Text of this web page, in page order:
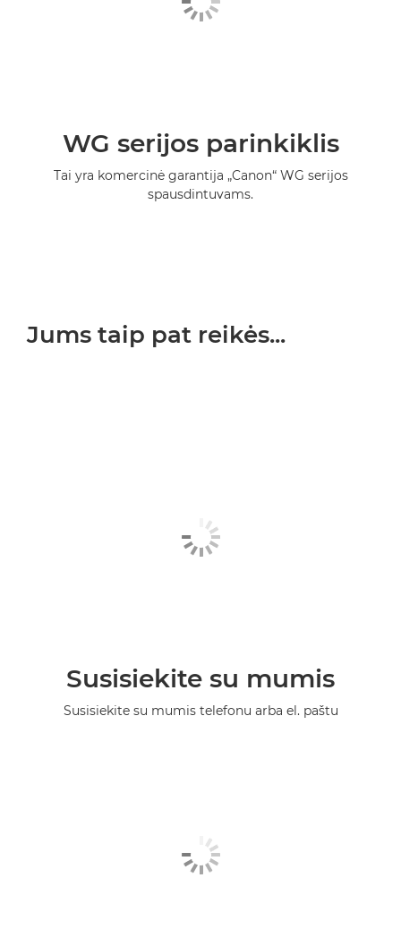
WG serijos parinkiklis
Tai yra komercinė garantija „Canon“ WG serijos
spausdintuvams.
Jums taip pat reikės...
Susisiekite su mumis
Susisiekite su mumis telefonu arba el. paštu